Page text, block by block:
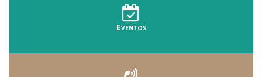
Eventos